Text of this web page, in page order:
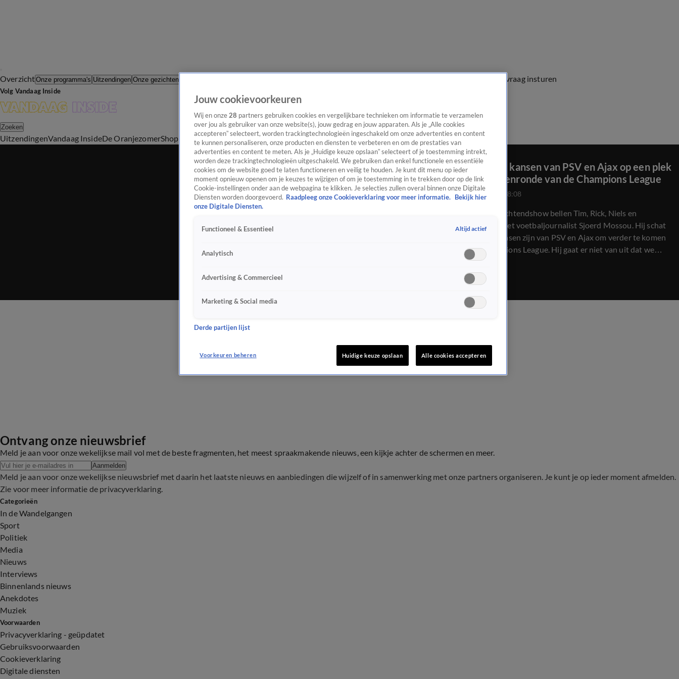
OverzichtOnze programma's Uitzendingen Onze gezichten Kijkersvraag insturen
Volg Vandaag Inside
Zoeken
UitzendingenVandaag InsideDe OranjezomerShop Uitzending bijwonen
Dit zijn de kansen van PSV en Ajax op een plek
in de tussenronde van de Champions League
28 jan 2026, 08:08
In De 538 Ochtendshow bellen Tim, Rick, Niels en
Florentien met voetbaljournalist Sjoerd Mossou. Hij schat
in wat de kansen zijn van PSV en Ajax om verder te komen
in de Champions League. Hij gaat er niet van uit dat we
Ajax na vanavond nog zullen zien in de Champions League.
Ontvang onze nieuwsbrief
Meld je aan voor onze wekelijkse mail vol met de beste fragmenten, het meest spraakmakende nieuws, een kijkje achter de schermen en meer.
Aanmelden
Meld je aan voor onze wekelijkse nieuwsbrief met daarin het laatste nieuws en aanbiedingen die wijzelf of in samenwerking met onze partners organiseren. Je kunt je op ieder moment afmelden.
Zie voor meer informatie de privacyverklaring.
Categorieën
In de Wandelgangen
Sport
Politiek
Media
Nieuws
Interviews
Binnenlands nieuws
Anekdotes
Muziek
Voorwaarden
Privacyverklaring - geüpdatet
Gebruiksvoorwaarden
Cookieverklaring
Digitale diensten
Jouw cookievoorkeuren
Wij en onze 28 partners gebruiken cookies en vergelijkbare technieken om informatie te verzamelen
over jou als gebruiker van onze website(s), jouw gedrag en jouw apparaten. Als je „Alle cookies
accepteren” selecteert, worden trackingtechnologieën ingeschakeld om onze advertenties en content
te kunnen personaliseren, onze producten en diensten te verbeteren en om de prestaties van
advertenties en content te meten. Als je „Huidige keuze opslaan” selecteert of je toestemming intrekt,
worden deze trackingtechnologieën uitgeschakeld. We gebruiken dan enkel functionele en essentiële
cookies om de website goed te laten functioneren en veilig te houden. Je kunt dit menu op ieder
moment opnieuw openen om je keuzes te wijzigen of om je toestemming in te trekken door op de link
Cookie-instellingen onder aan de webpagina te klikken. Je selecties zullen overal binnen onze Digitale
Diensten worden doorgevoerd. Raadpleeg onze Cookieverklaring voor meer informatie.
Bekijk hier
onze Digitale Diensten.
Functioneel & Essentieel Altijd actief
Analytisch
Advertising & Commercieel
Marketing & Social media
Derde partijen lijst
Voorkeuren beheren Huidige keuze opslaan Alle cookies accepteren